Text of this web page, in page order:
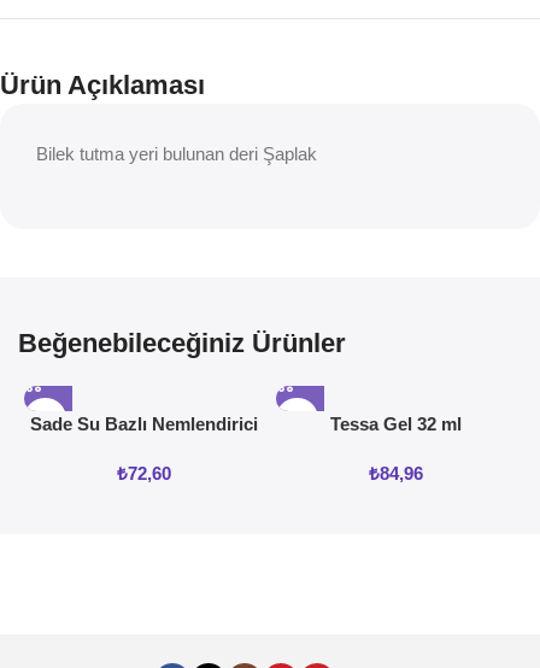
Ürün Açıklaması
Bilek tutma yeri bulunan deri Şaplak
Beğenebileceğiniz Ürünler
Sade Su Bazlı Nemlendirici
₺72,60
Tessa Gel 32 ml
₺84,96